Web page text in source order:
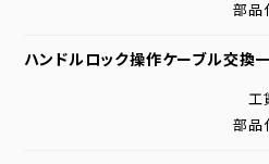
部品
ハンドルロック操作ケーブル交換
工
部品